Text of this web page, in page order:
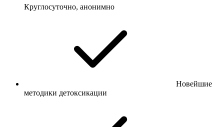
Круглосуточно, анонимно
Новейшие
методики детоксикации